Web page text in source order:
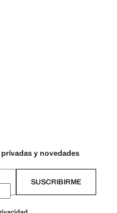
y novedades
SUSCRIBIRME